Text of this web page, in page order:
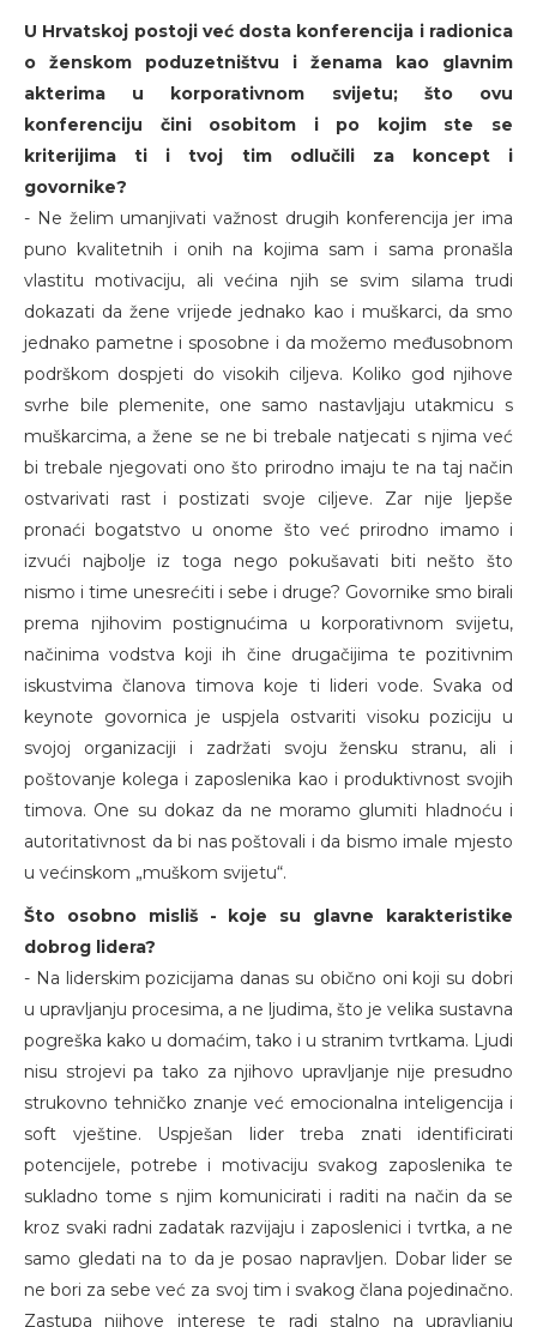
U Hrvatskoj postoji već dosta konferencija i radionica
o ženskom poduzetništvu i ženama kao glavnim
akterima u korporativnom svijetu; što ovu
konferenciju čini osobitom i po kojim ste se
kriterijima ti i tvoj tim odlučili za koncept i
govornike?
- Ne želim umanjivati važnost drugih konferencija jer ima
puno kvalitetnih i onih na kojima sam i sama pronašla
vlastitu motivaciju, ali većina njih se svim silama trudi
dokazati da žene vrijede jednako kao i muškarci, da smo
jednako pametne i sposobne i da možemo međusobnom
podrškom dospjeti do visokih ciljeva. Koliko god njihove
svrhe bile plemenite, one samo nastavljaju utakmicu s
muškarcima, a žene se ne bi trebale natjecati s njima već
bi trebale njegovati ono što prirodno imaju te na taj način
ostvarivati rast i postizati svoje ciljeve. Zar nije ljepše
pronaći bogatstvo u onome što već prirodno imamo i
izvući najbolje iz toga nego pokušavati biti nešto što
nismo i time unesrećiti i sebe i druge? Govornike smo birali
prema njihovim postignućima u korporativnom svijetu,
načinima vodstva koji ih čine drugačijima te pozitivnim
iskustvima članova timova koje ti lideri vode. Svaka od
keynote govornica je uspjela ostvariti visoku poziciju u
svojoj organizaciji i zadržati svoju žensku stranu, ali i
poštovanje kolega i zaposlenika kao i produktivnost svojih
timova. One su dokaz da ne moramo glumiti hladnoću i
autoritativnost da bi nas poštovali i da bismo imale mjesto
u većinskom „muškom svijetu“.
Što osobno misliš - koje su glavne karakteristike
dobrog lidera?
- Na liderskim pozicijama danas su obično oni koji su dobri
u upravljanju procesima, a ne ljudima, što je velika sustavna
pogreška kako u domaćim, tako i u stranim tvrtkama. Ljudi
nisu strojevi pa tako za njihovo upravljanje nije presudno
strukovno tehničko znanje već emocionalna inteligencija i
soft vještine. Uspješan lider treba znati identificirati
potencijele, potrebe i motivaciju svakog zaposlenika te
sukladno tome s njim komunicirati i raditi na način da se
kroz svaki radni zadatak razvijaju i zaposlenici i tvrtka, a ne
samo gledati na to da je posao napravljen. Dobar lider se
ne bori za sebe već za svoj tim i svakog člana pojedinačno.
Zastupa njihove interese te radi stalno na upravljanju